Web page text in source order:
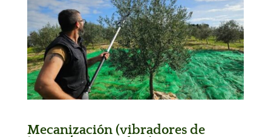
Mecanización (vibradores de